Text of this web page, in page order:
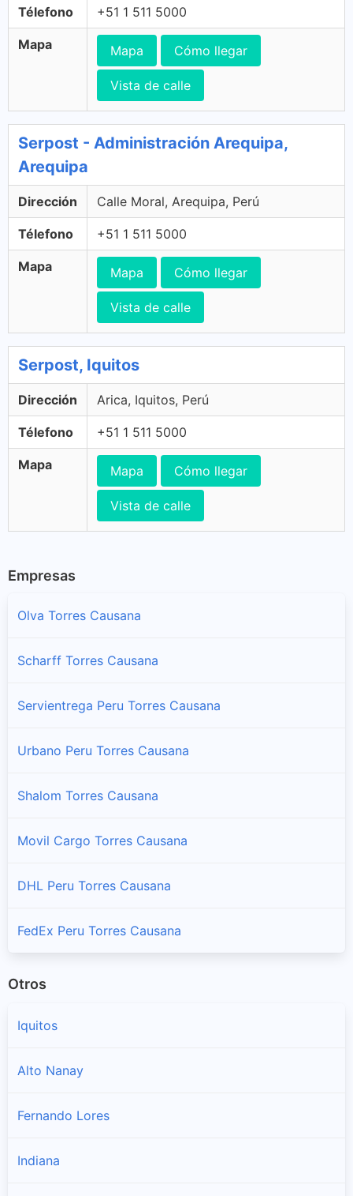
Télefono +51 1 511 5000
Mapa Mapa Cómo llegar
Vista de calle
Serpost - Administración Arequipa,
Arequipa
Dirección Calle Moral, Arequipa, Perú
Télefono +51 1 511 5000
Mapa Mapa Cómo llegar
Vista de calle
Serpost, Iquitos
Dirección Arica, Iquitos, Perú
Télefono +51 1 511 5000
Mapa Mapa Cómo llegar
Vista de calle
Empresas
Olva Torres Causana
Scharff Torres Causana
Servientrega Peru Torres Causana
Urbano Peru Torres Causana
Shalom Torres Causana
Movil Cargo Torres Causana
DHL Peru Torres Causana
FedEx Peru Torres Causana
Otros
Iquitos
Alto Nanay
Fernando Lores
Indiana